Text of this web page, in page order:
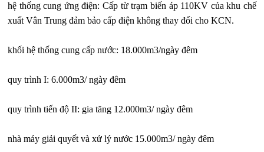
hệ thống cung ứng điện: Cấp từ trạm biến áp 110KV của khu chế
xuất Vân Trung đảm bảo cấp điện không thay đổi cho KCN.
khối hệ thống cung cấp nước: 18.000m3/ngày đêm
quy trình I: 6.000m3/ ngày đêm
quy trình tiến độ II: gia tăng 12.000m3/ ngày đêm
nhà máy giải quyết và xử lý nước 15.000m3/ ngày đêm